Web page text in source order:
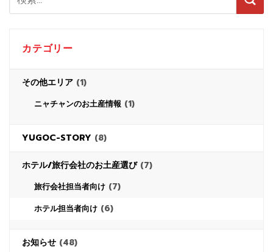
カテゴリー
その他エリア (1)
ニャチャンのお土産情報 (1)
YUGOC-STORY (8)
ホテル/旅行会社のお土産選び(7)
旅行会社担当者向け (7)
ホテル担当者向け (6)
お知らせ (48)